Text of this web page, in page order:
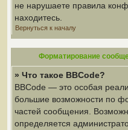
не нарушаете правила
находитесь.
Вернуться к началу
Форматирование
» Что такое BBCode?
BBCode — это особая
большие возможности по
частей сообщения.
определяется